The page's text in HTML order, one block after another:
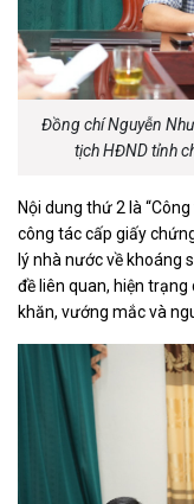
Đồng chí Nguyễn
tịch HĐND tỉnh
Nội dung thứ 2 là
công tác cấp giấy
lý nhà nước về khoáng
đề liên quan, hiện
khăn, vướng mắc và